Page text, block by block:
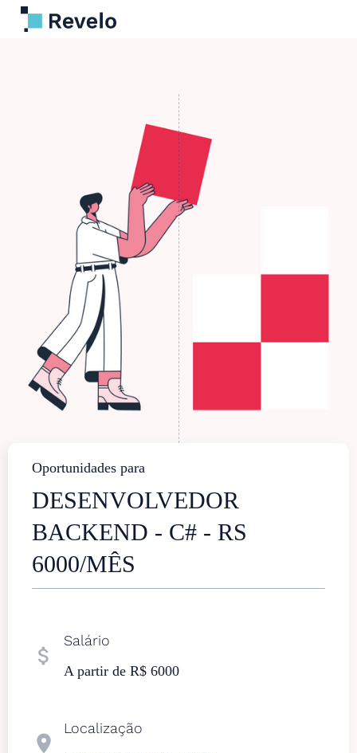
Oportunidades para
DESENVOLVEDOR
BACKEND - C# - RS
6000/MÊS
attach_money
Salário
A partir de R$ 6000
location_on
Localização